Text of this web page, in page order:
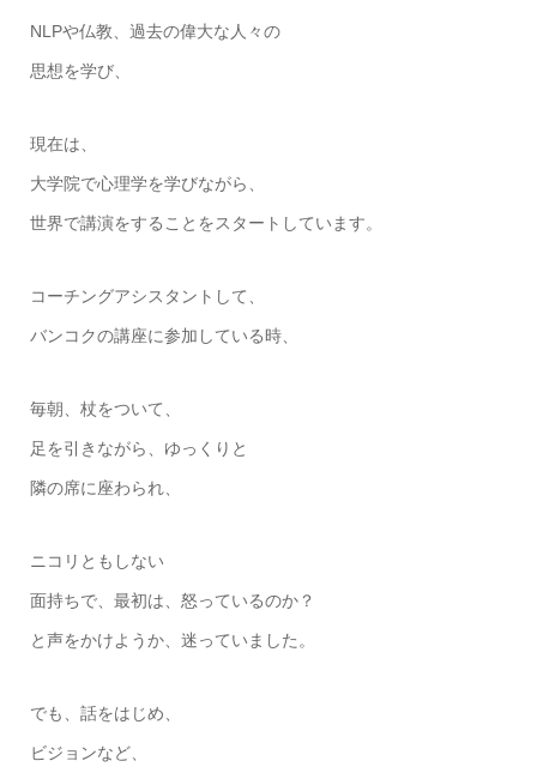
NLPや仏教、過去の偉大な人々の
思想を学び、
現在は、
大学院で心理学を学びながら、
世界で講演をすることをスタートしています。
コーチングアシスタントして、
バンコクの講座に参加している時、
毎朝、杖をついて、
足を引きながら、ゆっくりと
隣の席に座わられ、
ニコリともしない
面持ちで、最初は、怒っているのか？
と声をかけようか、迷っていました。
でも、話をはじめ、
ビジョンなど、